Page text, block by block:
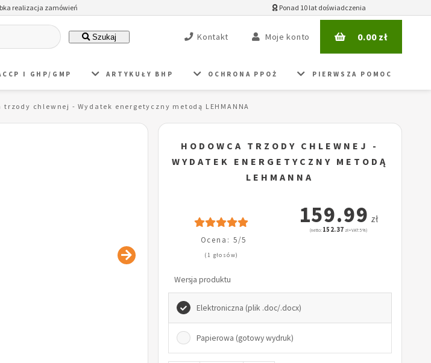
realizacja zamówień Ponad 10 lat doświadczenia
Szukaj Kontakt Moje konto 0.00zł
I GHP/GMP ARTYKUŁY BHP OCHRONA PPOŻ PIERWSZA POMOC
trzody chlewnej - Wydatek energetyczny metodą LEHMANNA
HODOWCA TRZODY CHLEWNEJ -
WYDATEK ENERGETYCZNY METODĄ
LEHMANNA
Ocena: 5/5
(1 głosów)
159.99 zł
(netto: 152.37 zł + VAT: 5%)
Wersja produktu
Elektroniczna (plik .doc/.docx)
Papierowa (gotowy wydruk)